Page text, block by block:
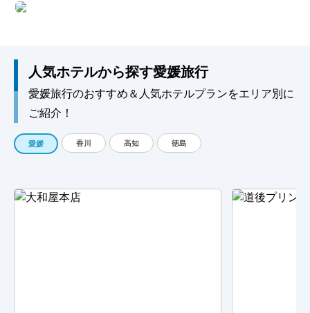
人気ホテルから探す愛媛旅行
愛媛旅行のおすすめ＆人気ホテルプランをエリア別に
ご紹介！
愛媛 香川 高知 徳島